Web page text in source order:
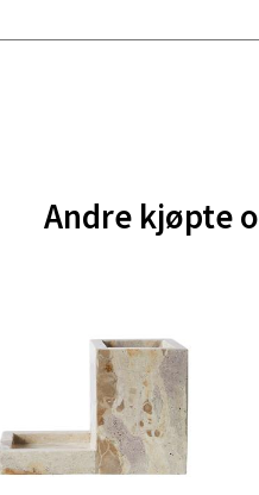
Andre kjøpte
Senter Malmporten
Narvik